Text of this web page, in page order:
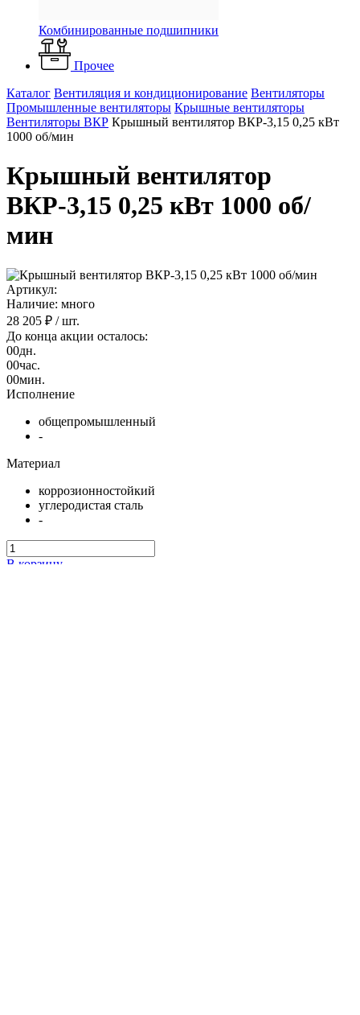
Комбинированные подшипники
Прочее
Каталог Вентиляция и кондиционирование Вентиляторы
Промышленные вентиляторы Крышные вентиляторы
Вентиляторы ВКР Крышный вентилятор ВКР-3,15 0,25 кВт
1000 об/мин
Крышный вентилятор
ВКР-3,15 0,25 кВт 1000 об/
мин
Артикул:
Наличие: много
28 205 ₽ / шт.
До конца акции осталось:
00дн.
00час.
00мин.
Исполнение
общепромышленный
-
Материал
коррозионностойкий
углеродистая сталь
-
В корзину